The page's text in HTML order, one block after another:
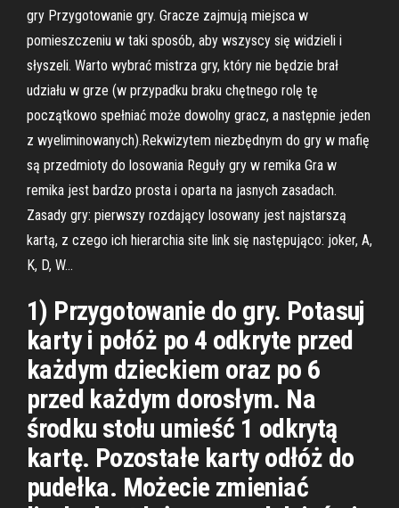
gry Przygotowanie gry. Gracze zajmują miejsca w
pomieszczeniu w taki sposób, aby wszyscy się widzieli i
słyszeli. Warto wybrać mistrza gry, który nie będzie brał
udziału w grze (w przypadku braku chętnego rolę tę
początkowo spełniać może dowolny gracz, a następnie jeden
z wyeliminowanych).Rekwizytem niezbędnym do gry w mafię
są przedmioty do losowania Reguły gry w remika Gra w
remika jest bardzo prosta i oparta na jasnych zasadach.
Zasady gry: pierwszy rozdający losowany jest najstarszą
kartą, z czego ich hierarchia site link się następująco: joker, A,
K, D, W…
1) Przygotowanie do gry. Potasuj
karty i połóż po 4 odkryte przed
każdym dzieckiem oraz po 6
przed każdym dorosłym. Na
środku stołu umieść 1 odkrytą
kartę. Pozostałe karty odłóż do
pudełka. Możecie zmieniać